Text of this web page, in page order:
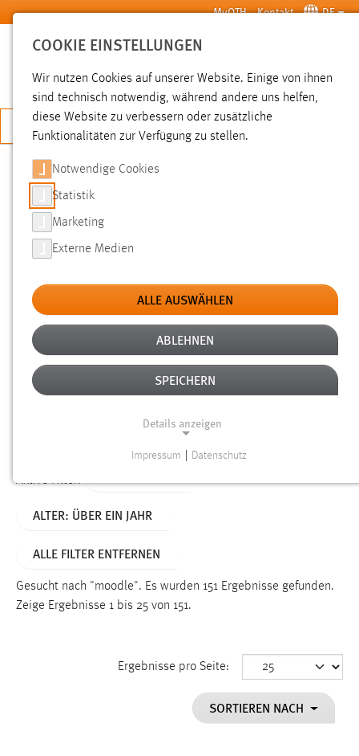
Zum Hauptinhalt springen MyOTH Kontakt DE
SUCHE
JETZT BEWERBEN
SUCHE
FILTER
Typ
Erstellungsdatum
Alter
Aktive Filter:
ALTER: ÜBER EIN JAHR
ALLE FILTER ENTFERNEN
Gesucht nach "moodle". Es wurden 151 Ergebnisse gefunden.
Zeige Ergebnisse 1 bis 25 von 151.
Ergebnisse pro Seite:
SORTIEREN NACH
COOKIE EINSTELLUNGEN
Wir nutzen Cookies auf unserer Website. Einige von ihnen
sind technisch notwendig, während andere uns helfen,
diese Website zu verbessern oder zusätzliche
Funktionalitäten zur Verfügung zu stellen.
Notwendige Cookies
Statistik
Marketing
Externe Medien
ALLE AUSWÄHLEN
ABLEHNEN
SPEICHERN
Details anzeigen
Funktionen und sind für die einwandfreie Funktion der
Name:
Dieser Cookie speichert die ausgewählten Einverständnis-
Impressum Datenschutz